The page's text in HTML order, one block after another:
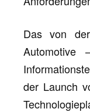
Das von
der Launch